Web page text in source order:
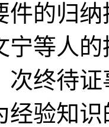
件的归
宁等人
次终待
经验知